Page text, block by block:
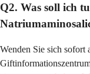
Q2. Was soll ich
Wenden Sie sich sofort